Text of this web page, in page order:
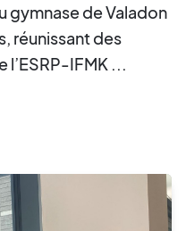
gymnase de Valadon
réunissant des
l’ESRP-IFMK ...